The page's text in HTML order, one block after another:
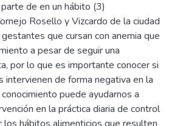
de en un hábito (3)
Rosello y Vizcardo de la ciudad
que cursan con anemia que
a pesar de seguir una
por lo que es importante conocer si
intervienen de forma negativa en la
puede ayudarnos a
en la práctica diaria de control